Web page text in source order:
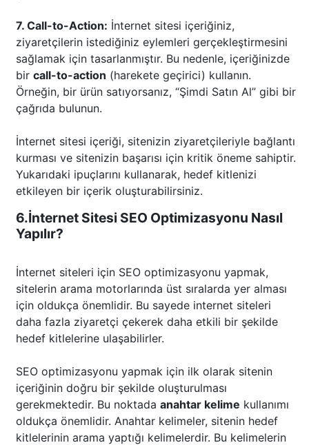
7. Call-to-Action: İnternet sitesi içeriğiniz,
ziyaretçilerin istediğiniz eylemleri gerçekleştirmesini
sağlamak için tasarlanmıştır. Bu nedenle, içeriğinizde
bir call-to-action (harekete geçirici) kullanın.
Örneğin, bir ürün satıyorsanız, “Şimdi Satın Al” gibi bir
çağrıda bulunun.
İnternet sitesi içeriği, sitenizin ziyaretçileriyle bağlantı
kurması ve sitenizin başarısı için kritik öneme sahiptir.
Yukarıdaki ipuçlarını kullanarak, hedef kitlenizi
etkileyen bir içerik oluşturabilirsiniz.
6.İnternet Sitesi SEO Optimizasyonu Nasıl
Yapılır?
İnternet siteleri için SEO optimizasyonu yapmak,
sitelerin arama motorlarında üst sıralarda yer alması
için oldukça önemlidir. Bu sayede internet siteleri
daha fazla ziyaretçi çekerek daha etkili bir şekilde
hedef kitlelerine ulaşabilirler.
SEO optimizasyonu yapmak için ilk olarak sitenin
içeriğinin doğru bir şekilde oluşturulması
gerekmektedir. Bu noktada anahtar kelime kullanımı
oldukça önemlidir. Anahtar kelimeler, sitenin hedef
kitlelerinin arama yaptığı kelimelerdir. Bu kelimelerin